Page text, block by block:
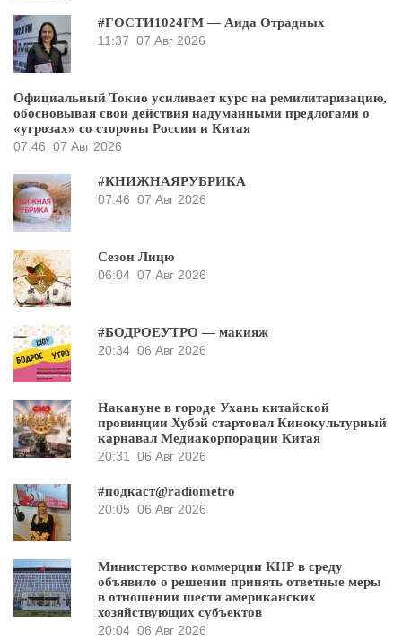
#ГОСТИ1024FM — Аида Отрадных
11:37 07 Авг 2026
Официальный Токио усиливает курс на ремилитаризацию,
обосновывая свои действия надуманными предлогами о
«угрозах» со стороны России и Китая
07:46 07 Авг 2026
#КНИЖНАЯРУБРИКА
07:46 07 Авг 2026
Сезон Лицю
06:04 07 Авг 2026
#БОДРОЕУТРО — макияж
20:34 06 Авг 2026
Накануне в городе Ухань китайской
провинции Хубэй стартовал Кинокультурный
карнавал Медиакорпорации Китая
20:31
06 Авг 2026
#подкаст@radiometro
20:05 06 Авг 2026
Министерство коммерции КНР в среду
объявило о решении принять ответные меры
в отношении шести американских
хозяйствующих субъектов
20:04 06 Авг 2026